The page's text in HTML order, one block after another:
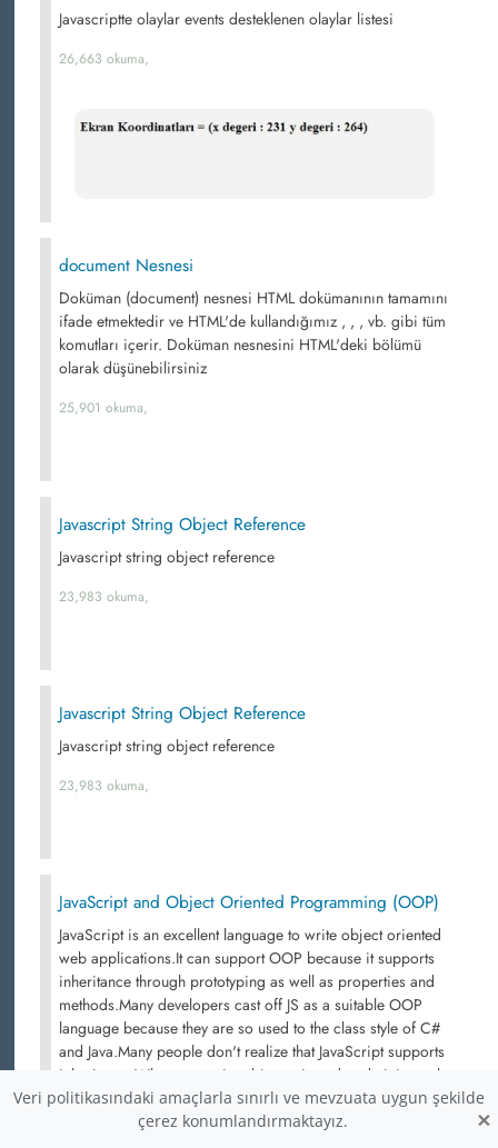
Javascriptte olaylar events desteklenen olaylar listesi
26,663 okuma,
document Nesnesi
Doküman (document) nesnesi HTML dokümanının tamamını
ifade etmektedir ve HTML'de kullandığımız , , , vb. gibi tüm
komutları içerir. Doküman nesnesini HTML'deki bölümü
olarak düşünebilirsiniz
25,901 okuma,
Javascript String Object Reference
Javascript string object reference
23,983 okuma,
Javascript String Object Reference
Javascript string object reference
23,983 okuma,
JavaScript and Object Oriented Programming (OOP)
JavaScript is an excellent language to write object oriented
web applications.It can support OOP because it supports
inheritance through prototyping as well as properties and
methods.Many developers cast off JS as a suitable OOP
language because they are so used to the class style of C#
and Java.Many people don't realize that JavaScript supports
inheritance.When you write object-oriented code it instantly
gives you power; you can write code that can be re-used
and that is encapsulated
Veri politikasındaki amaçlarla sınırlı ve mevzuata uygun şekilde
çerez konumlandırmaktayız.
×